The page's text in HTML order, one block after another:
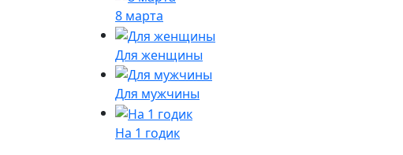
8 марта
Для женщины
Для мужчины
На 1 годик